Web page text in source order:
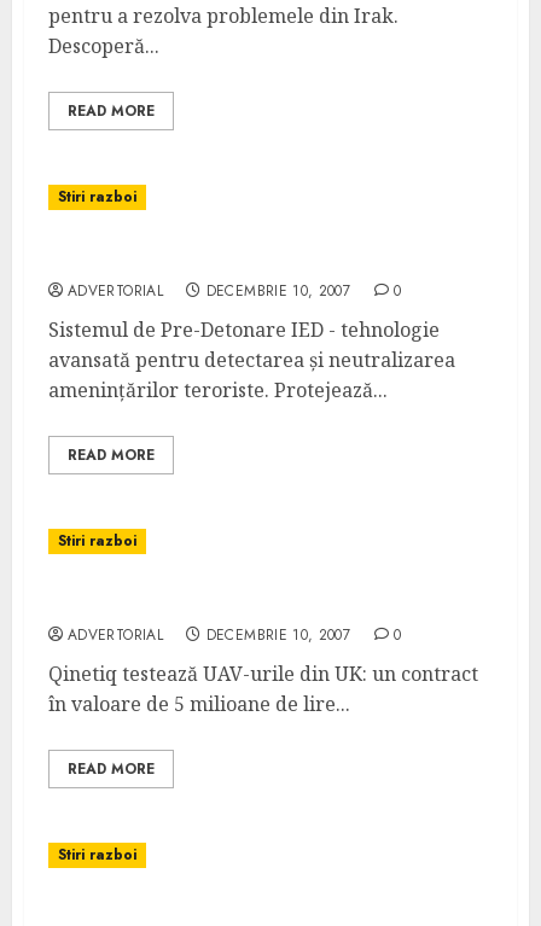
pentru a rezolva problemele din Irak.
Descoperă...
READ MORE
Stiri razboi
ADVERTORIAL DECEMBRIE 10, 2007 0
Sistemul de Pre-Detonare IED - tehnologie
avansată pentru detectarea și neutralizarea
amenințărilor teroriste. Protejează...
READ MORE
Stiri razboi
ADVERTORIAL DECEMBRIE 10, 2007 0
Qinetiq testează UAV-urile din UK: un contract
în valoare de 5 milioane de lire...
READ MORE
Stiri razboi